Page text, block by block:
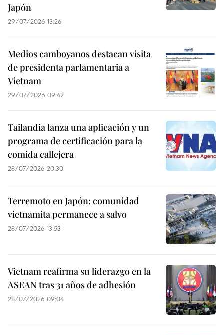
Japón
29/07/2026 13:26
Medios camboyanos destacan visita
de presidenta parlamentaria a
Vietnam
29/07/2026 09:42
Tailandia lanza una aplicación y un
programa de certificación para la
comida callejera
28/07/2026 20:30
Terremoto en Japón: comunidad
vietnamita permanece a salvo
28/07/2026 13:53
Vietnam reafirma su liderazgo en la
ASEAN tras 31 años de adhesión
28/07/2026 09:04